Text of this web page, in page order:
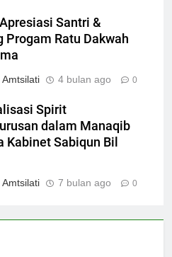
Santri &
Progam Ratu Dakwah
Amtsilati 4 bulan ago 0
Spirit
dalam Manaqib
Kabinet Sabiqun Bil
Amtsilati 7 bulan ago 0